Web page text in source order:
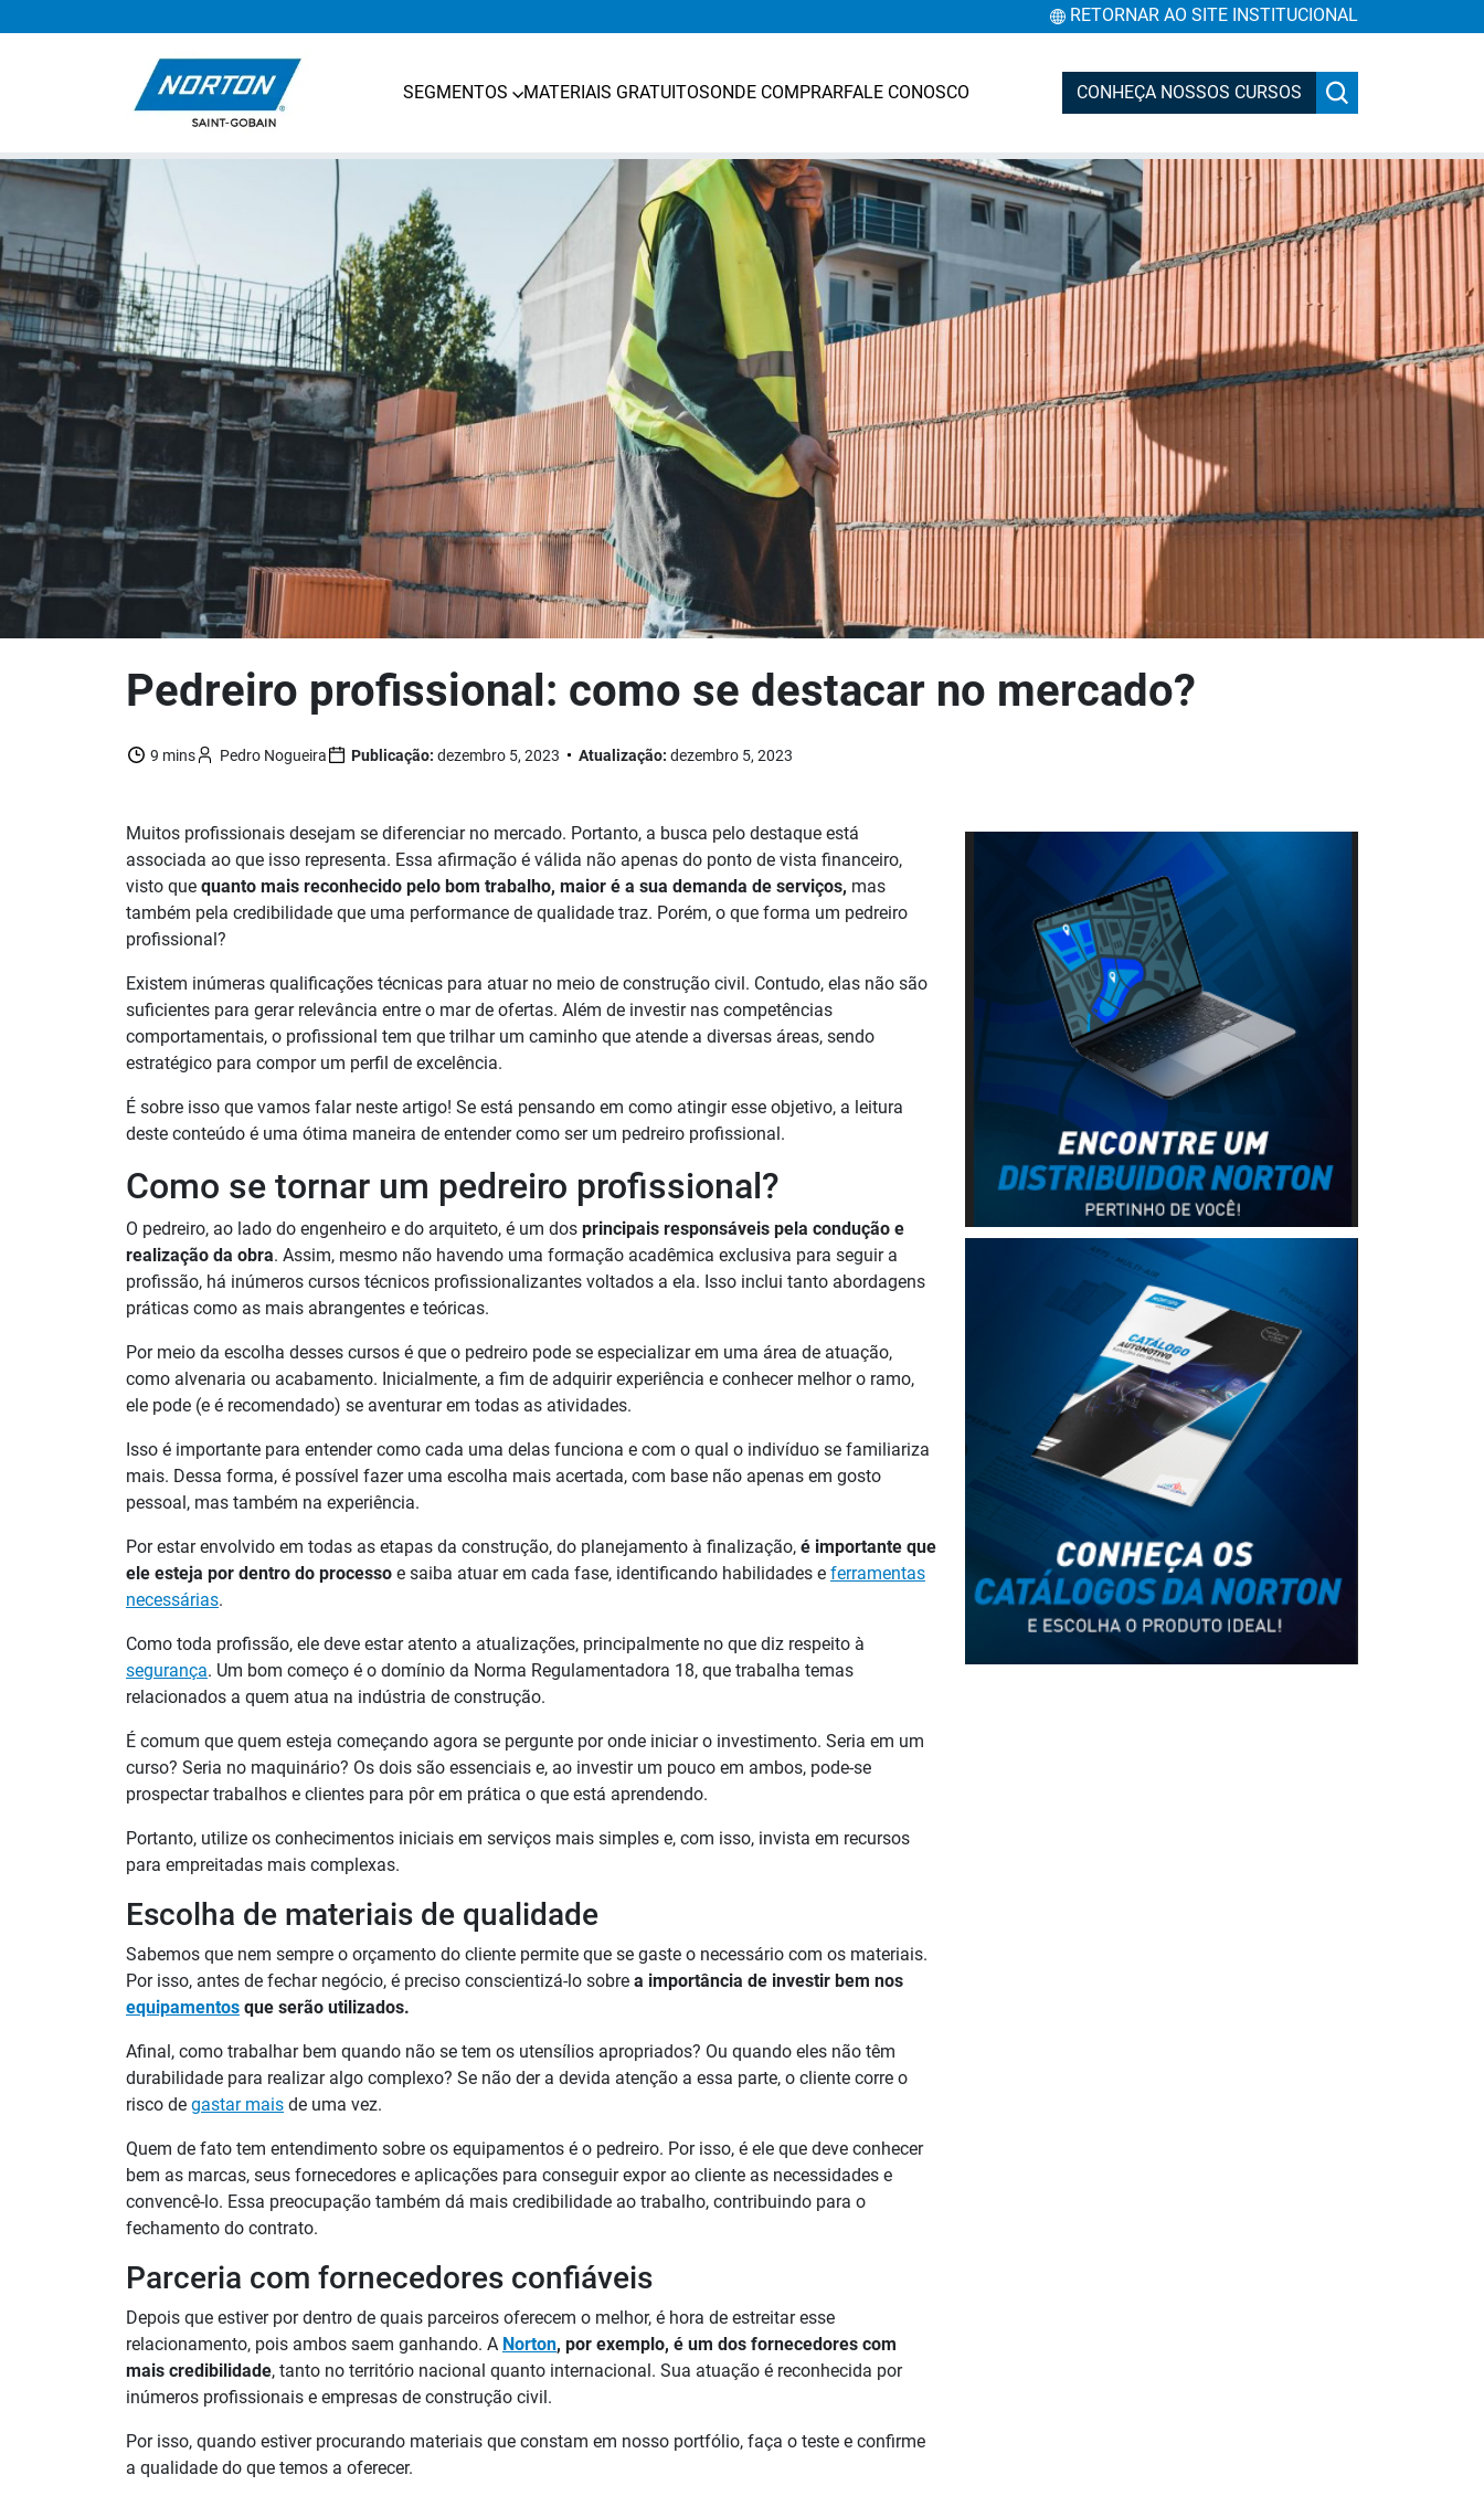
RETORNAR AO SITE INSTITUCIONAL
SEGMENTOS MATERIAIS GRATUITOSONDE COMPRARFALE CONOSCO CONHEÇA NOSSOS CURSOS
Pedreiro profissional: como se destacar no mercado?
9 mins Pedro Nogueira Publicação: dezembro 5, 2023 Atualização: dezembro 5, 2023
Muitos profissionais desejam se diferenciar no mercado. Portanto, a busca pelo destaque está
associada ao que isso representa. Essa afirmação é válida não apenas do ponto de vista financeiro,
visto que quanto mais reconhecido pelo bom trabalho, maior é a sua demanda de serviços, mas
também pela credibilidade que uma performance de qualidade traz. Porém, o que forma um pedreiro
profissional?
Existem inúmeras qualificações técnicas para atuar no meio de construção civil. Contudo, elas não são
suficientes para gerar relevância entre o mar de ofertas. Além de investir nas competências
comportamentais, o profissional tem que trilhar um caminho que atende a diversas áreas, sendo
estratégico para compor um perfil de excelência.
É sobre isso que vamos falar neste artigo! Se está pensando em como atingir esse objetivo, a leitura
deste conteúdo é uma ótima maneira de entender como ser um pedreiro profissional.
Como se tornar um pedreiro profissional?
O pedreiro, ao lado do engenheiro e do arquiteto, é um dos principais responsáveis pela condução e
realização da obra. Assim, mesmo não havendo uma formação acadêmica exclusiva para seguir a
profissão, há inúmeros cursos técnicos profissionalizantes voltados a ela. Isso inclui tanto abordagens
práticas como as mais abrangentes e teóricas.
Por meio da escolha desses cursos é que o pedreiro pode se especializar em uma área de atuação,
como alvenaria ou acabamento. Inicialmente, a fim de adquirir experiência e conhecer melhor o ramo,
ele pode (e é recomendado) se aventurar em todas as atividades.
Isso é importante para entender como cada uma delas funciona e com o qual o indivíduo se familiariza
mais. Dessa forma, é possível fazer uma escolha mais acertada, com base não apenas em gosto
pessoal, mas também na experiência.
Por estar envolvido em todas as etapas da construção, do planejamento à finalização, é importante que
ele esteja por dentro do processo e saiba atuar em cada fase, identificando habilidades e ferramentas
necessárias.
Como toda profissão, ele deve estar atento a atualizações, principalmente no que diz respeito à
segurança. Um bom começo é o domínio da Norma Regulamentadora 18, que trabalha temas
relacionados a quem atua na indústria de construção.
É comum que quem esteja começando agora se pergunte por onde iniciar o investimento. Seria em um
curso? Seria no maquinário? Os dois são essenciais e, ao investir um pouco em ambos, pode-se
prospectar trabalhos e clientes para pôr em prática o que está aprendendo.
Portanto, utilize os conhecimentos iniciais em serviços mais simples e, com isso, invista em recursos
para empreitadas mais complexas.
Escolha de materiais de qualidade
Sabemos que nem sempre o orçamento do cliente permite que se gaste o necessário com os materiais.
Por isso, antes de fechar negócio, é preciso conscientizá-lo sobre a importância de investir bem nos
equipamentos que serão utilizados.
Afinal, como trabalhar bem quando não se tem os utensílios apropriados? Ou quando eles não têm
durabilidade para realizar algo complexo? Se não der a devida atenção a essa parte, o cliente corre o
risco de gastar mais de uma vez.
Quem de fato tem entendimento sobre os equipamentos é o pedreiro. Por isso, é ele que deve conhecer
bem as marcas, seus fornecedores e aplicações para conseguir expor ao cliente as necessidades e
convencê-lo. Essa preocupação também dá mais credibilidade ao trabalho, contribuindo para o
fechamento do contrato.
Parceria com fornecedores confiáveis
Depois que estiver por dentro de quais parceiros oferecem o melhor, é hora de estreitar esse
relacionamento, pois ambos saem ganhando. A Norton, por exemplo, é um dos fornecedores com
mais credibilidade, tanto no território nacional quanto internacional. Sua atuação é reconhecida por
inúmeros profissionais e empresas de construção civil.
Por isso, quando estiver procurando materiais que constam em nosso portfólio, faça o teste e confirme
a qualidade do que temos a oferecer.